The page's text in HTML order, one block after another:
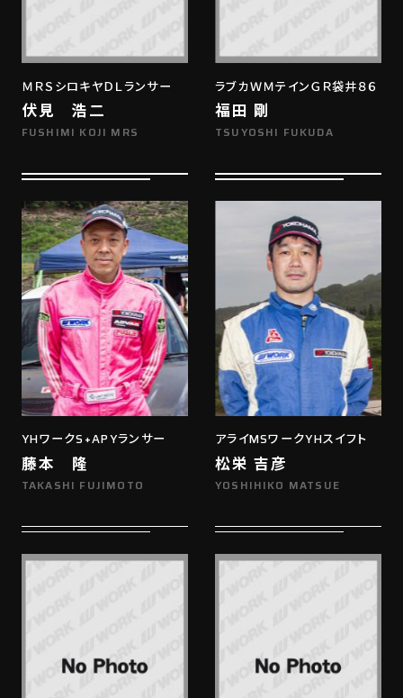
ＭＲＳシロキヤＤＬランサー
伏見 浩二
FUSHIMI KOJI MRS
ラブカＷＭテインＧＲ袋井８６
福田 剛
TSUYOSHI FUKUDA
YHワークS+APYランサー
藤本 隆
TAKASHI FUJIMOTO
アライMSワークYHスイフト
松栄 吉彦
YOSHIHIKO MATSUE